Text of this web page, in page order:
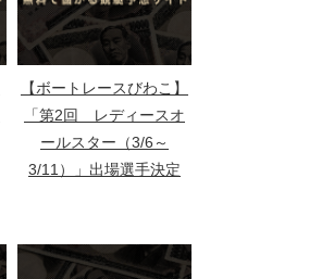
【ボートレースびわこ】
「第2回 レディースオ
ールスター（3/6～
3/11）」出場選手決定